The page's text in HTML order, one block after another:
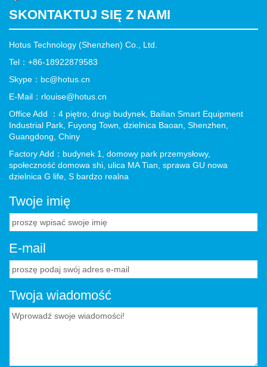
SKONTAKTUJ SIĘ Z NAMI
Hotus Technology (Shenzhen) Co., Ltd.
Tel：+86-18922879583
Skype：bc@hotus.cn
E-Mail：rlouise@hotus.cn
Office Add ：4 piętro, drugi budynek, Bailian Smart Equipment
Industrial Park, Fuyong Town, dzielnica Baoan, Shenzhen,
Guangdong, Chiny
Factory Add：budynek 1, domowy park przemysłowy,
społeczność domowa shi, ulica MA Tian, ​​sprawa GU nowa
dzielnica G life, S bardzo realna
Twoje imię
E-mail
Twoja wiadomość